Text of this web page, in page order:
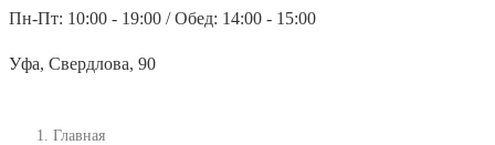
Пн-Пт: 10:00 - 19:00 / Обед: 14:00 - 15:00
Уфа, Свердлова, 90
Главная